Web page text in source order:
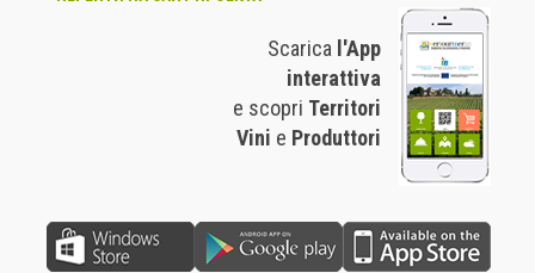
Scarica l'App
interattiva
e scopri Territori
Vini e Produttori